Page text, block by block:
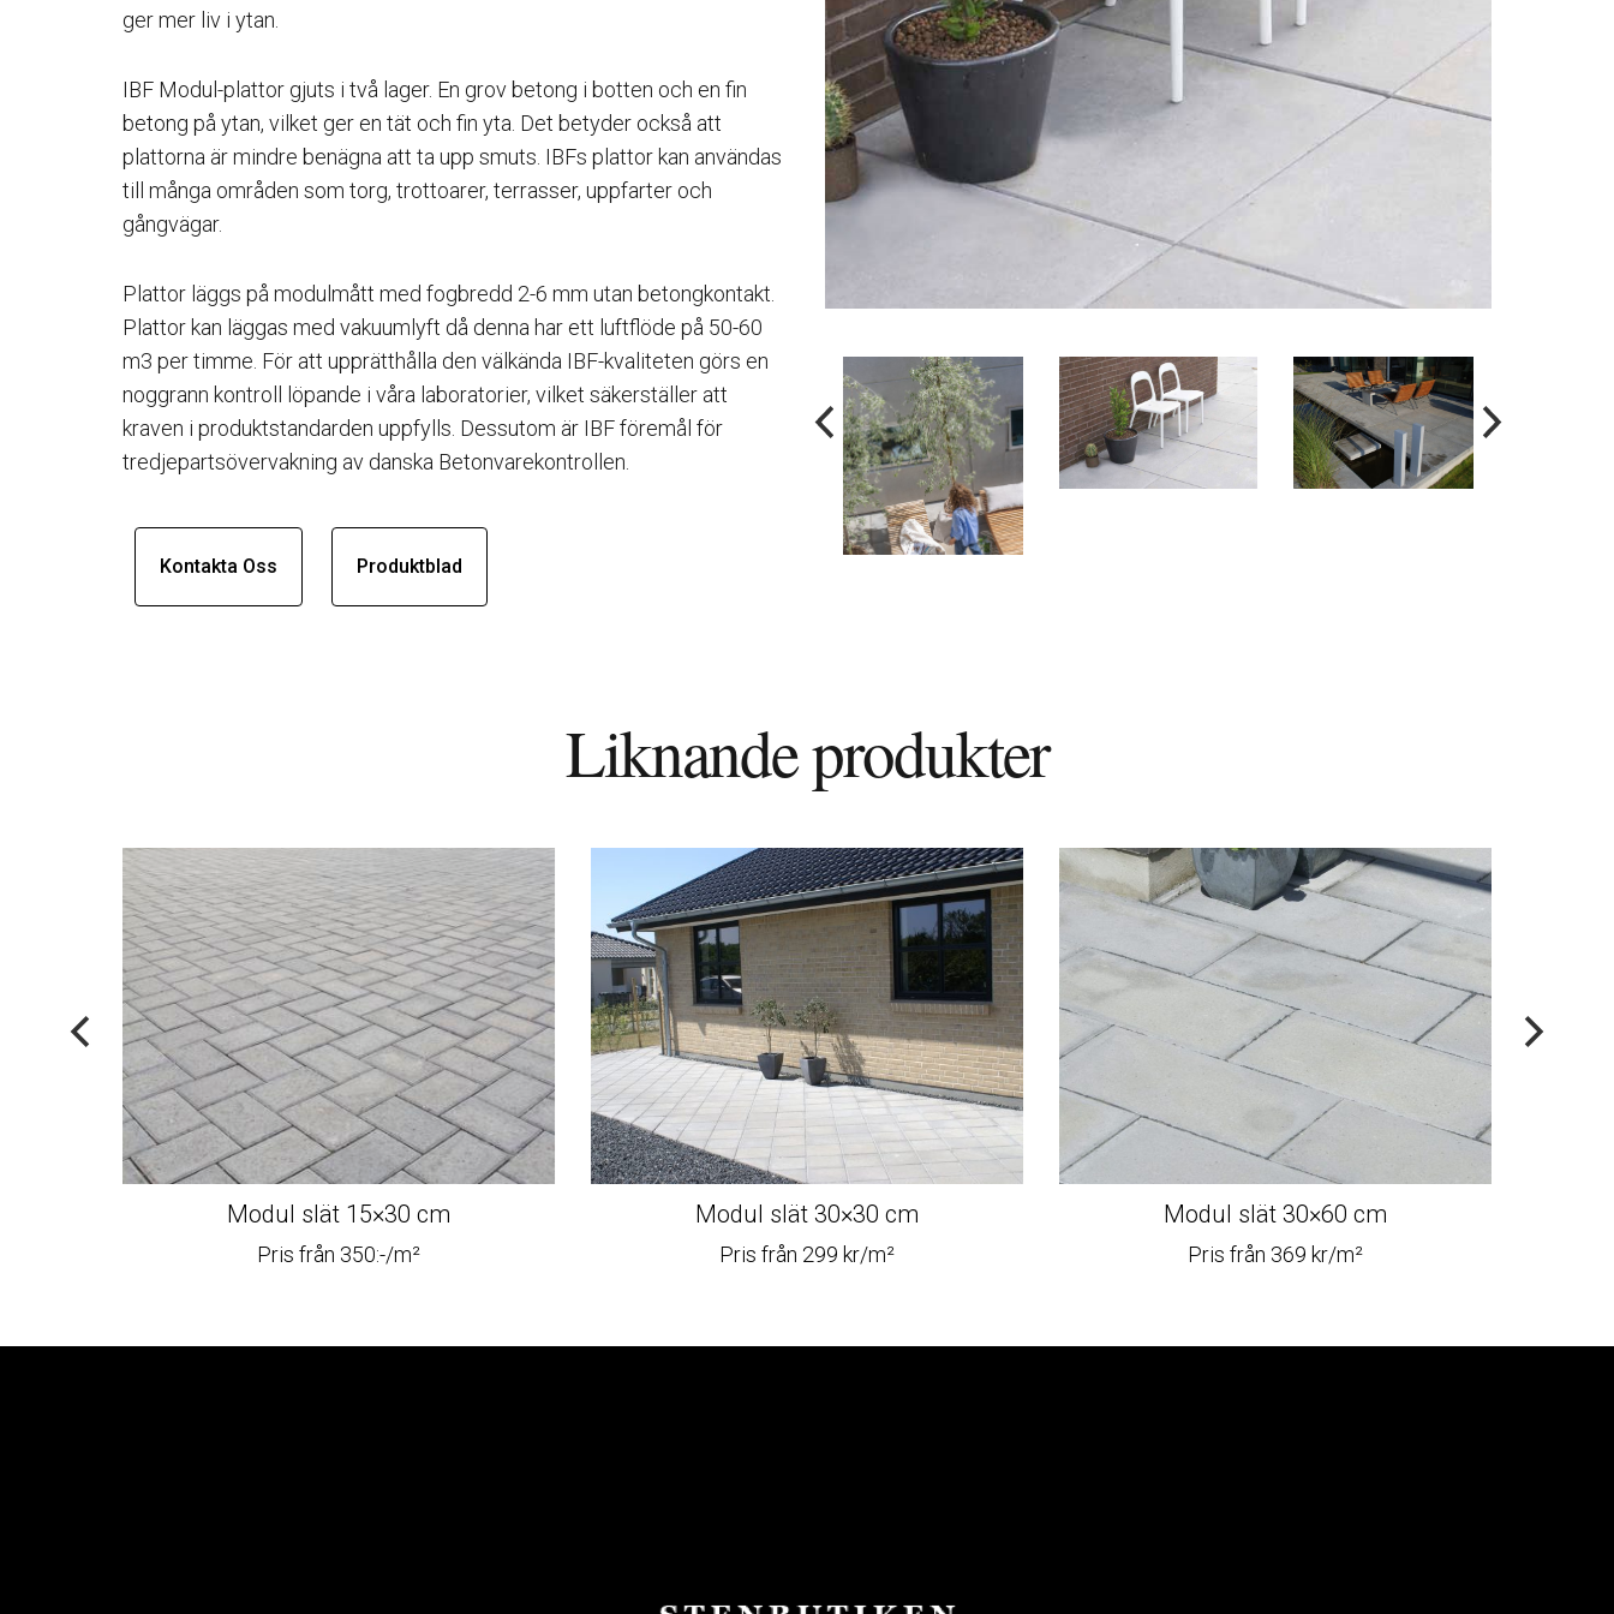
ger mer liv i ytan.
IBF Modul-plattor gjuts i två lager. En grov betong i botten och en fin
betong på ytan, vilket ger en tät och fin yta. Det betyder också att
plattorna är mindre benägna att ta upp smuts. IBFs plattor kan användas
till många områden som torg, trottoarer, terrasser, uppfarter och
gångvägar.
Plattor läggs på modulmått med fogbredd 2-6 mm utan betongkontakt.
Plattor kan läggas med vakuumlyft då denna har ett luftflöde på 50-60
m3 per timme. För att upprätthålla den välkända IBF-kvaliteten görs en
noggrann kontroll löpande i våra laboratorier, vilket säkerställer att
kraven i produktstandarden uppfylls. Dessutom är IBF föremål för
tredjepartsövervakning av danska Betonvarekontrollen.
Kontakta Oss Produktblad
Liknande produkter
Modul slät 15×30 cm
Pris från 350:-/m²
Modul slät 30×30 cm
Pris från 299 kr/m²
Modul slät 30×60 cm
Pris från 369 kr/m²